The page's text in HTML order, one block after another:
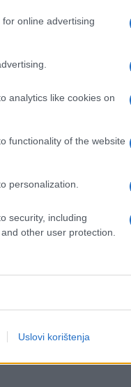
online advertising
analytics like cookies on
functionality of the website
personalization.
security, including
other user protection.
Uslovi korištenja
saobraćaju.
istražne radnje
snimača podataka
da niko od
A220-300
lijevog
a u istragu će
i objedinili svi